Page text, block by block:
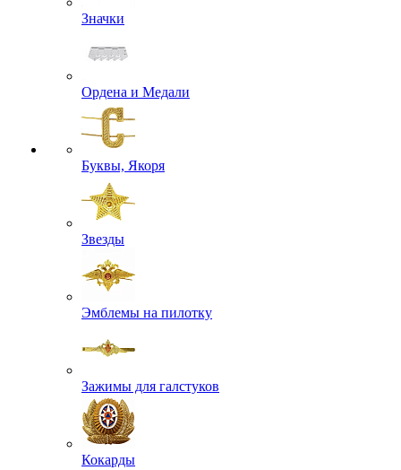
Значки
Ордена и Медали
Буквы, Якоря
Звезды
Эмблемы на пилотку
Зажимы для галстуков
Кокарды